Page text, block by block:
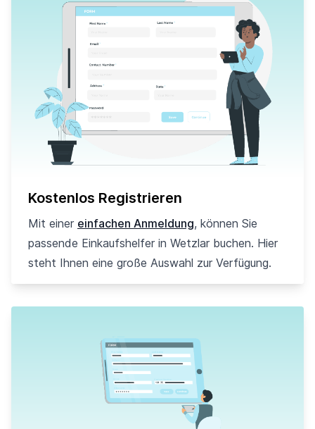
Kostenlos Registrieren
Mit einer einfachen Anmeldung, können Sie
passende Einkaufshelfer in Wetzlar buchen. Hier
steht Ihnen eine große Auswahl zur Verfügung.